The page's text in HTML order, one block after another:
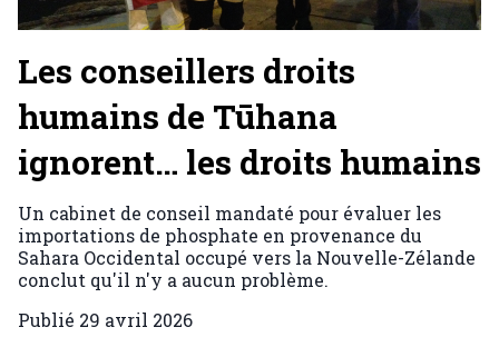
Les conseillers droits
humains de Tūhana
ignorent… les droits humains
Un cabinet de conseil mandaté pour évaluer les
importations de phosphate en provenance du
Sahara Occidental occupé vers la Nouvelle-Zélande
conclut qu'il n'y a aucun problème.
Publié 29 avril 2026